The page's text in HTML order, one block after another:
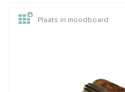
Plaats in moodboard